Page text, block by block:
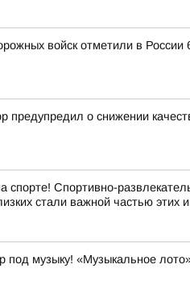
войск отметили в России
предупредил о снижении
спорте! Спортивно-
стали важной частью этих
под музыку! «Музыкальное